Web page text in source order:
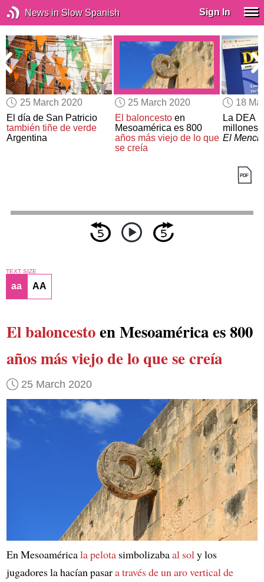
News in Slow Spanish Sign In
25 March 2020
El día de San Patricio
también tiñe de verde
Argentina
25 March 2020
El baloncestoen
Mesoamérica es 800
años más viejo de lo que
se creía
18
La DEA
millones
El
TEXT SIZE
aa AA
El baloncestoen Mesoamérica es 800
años más viejo de lo que se creía
25 March 2020
En Mesoaméricala pelotasimbolizabaal soly los
jugadores la hacían pasara través de un aro vertical de